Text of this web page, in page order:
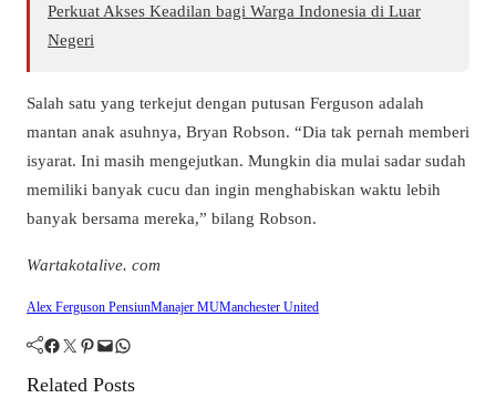
Perkuat Akses Keadilan bagi Warga Indonesia di Luar
Negeri
Salah satu yang terkejut dengan putusan Ferguson adalah
mantan anak asuhnya, Bryan Robson. “Dia tak pernah memberi
isyarat. Ini masih mengejutkan. Mungkin dia mulai sadar sudah
memiliki banyak cucu dan ingin menghabiskan waktu lebih
banyak bersama mereka,” bilang Robson.
Wartakotalive. com
Alex Ferguson PensiunManajer MUManchester United
Facebook Twitter Pinterest Mail WhatsApp
Related Posts